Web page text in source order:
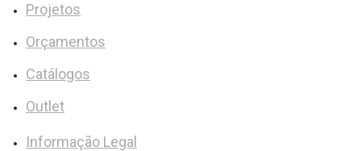
Projetos
Orçamentos
Catálogos
Outlet
Informação Legal